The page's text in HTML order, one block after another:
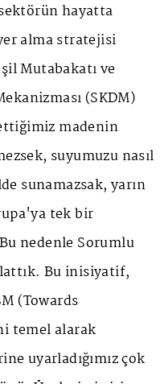
hayatta
alma stratejisi
Mutabakatı ve
(SKDM)
madenin
suyumuzu nasıl
sunamazsak, yarın
tek bir
nedenle Sorumlu
Bu inisiyatif,
(Towards
temel alarak
uyarladığımız çok